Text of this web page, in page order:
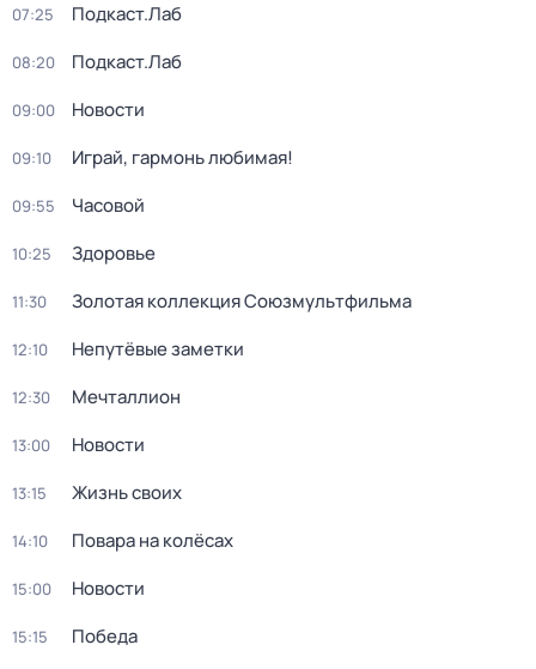
07:25 Подкаст.Лаб
08:20 Подкаст.Лаб
09:00 Новости
09:10 Играй, гармонь любимая!
09:55 Часовой
10:25 Здоровье
11:30 Золотая коллекция Союзмультфильма
12:10 Непутёвые заметки
12:30 Мечталлион
13:00 Новости
13:15 Жизнь своих
14:10 Повара на колёсах
15:00 Новости
15:15 Победа